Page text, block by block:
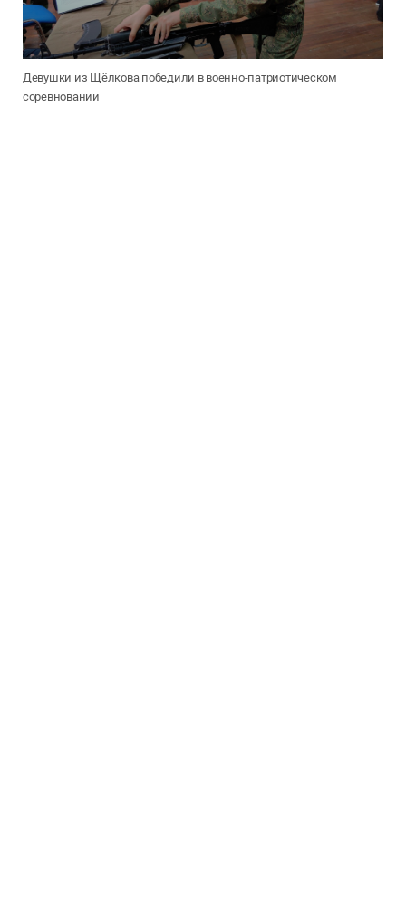
Девушки из Щёлкова победили в военно-патриотическом
соревновании